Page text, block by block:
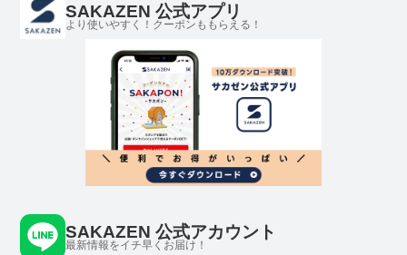
SAKAZEN 公式アプリ
より使いやすく！クーポンももらえる！
SAKAZEN 公式アカウント
最新情報をイチ早くお届け！